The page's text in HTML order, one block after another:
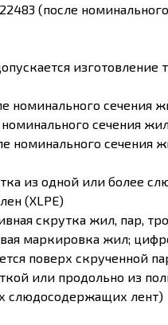
(после
номинального сечения
сечения
номинального сечения
из одной или более
(XLPE)
скрутка жил, пар,
маркировка жил;
поверх скрученной
или продольно из
слюдосодержащих лент)